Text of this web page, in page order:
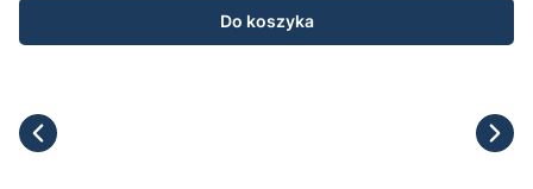
Do koszyka